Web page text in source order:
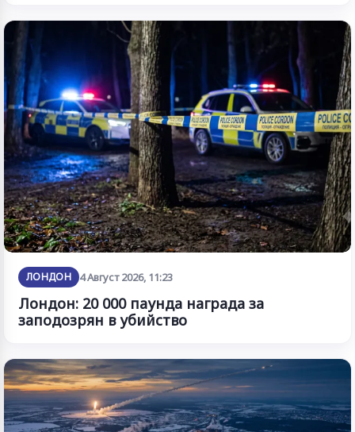
ЛОНДОН 4 Август 2026, 11:23
Лондон: 20 000 паунда награда за
заподозрян в убийство